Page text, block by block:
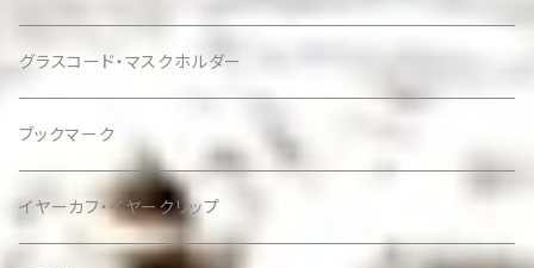
グラスコード・マスクホルダー
ブックマーク
イヤーカフ・イヤークリップ